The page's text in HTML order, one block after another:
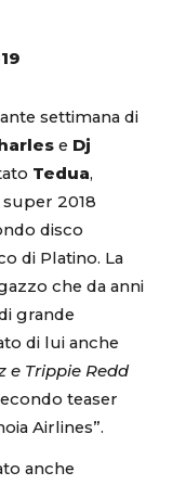
settimana di
e Dj
Tedua,
2018
disco
di Platino. La
che da anni
grande
di lui anche
e Trippie Redd
teaser
Airlines”.
anche